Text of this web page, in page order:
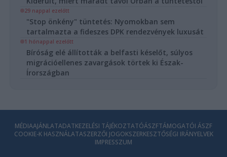
29 nappal ezelőtt
"Stop önkény" tüntetés: Nyomokban sem
tartalmazta a fideszes DPK rendezvények luxusát
1 hónappal ezelőtt
Bíróság elé állították a belfasti késelőt, súlyos
migrációellenes zavargások törtek ki Észak-
Írországban
MÉDIAAJÁNLATADATKEZELÉSI TÁJÉKOZTATÓÁSZFTÁMOGATÓI ÁSZF
COOKIE-K HASZNÁLATASZERZŐI JOGOKSZERKESZTŐSÉGI IRÁNYELVEK
IMPRESSZUM